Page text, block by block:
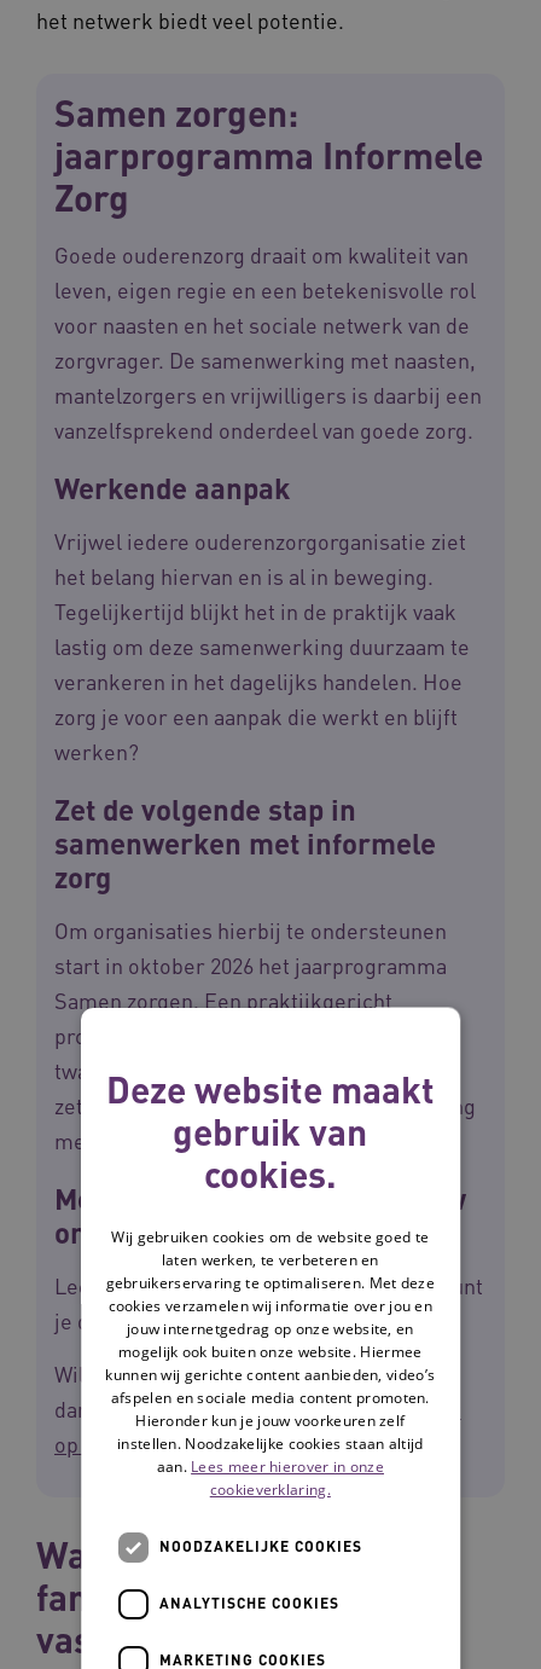
het netwerk biedt veel potentie.
Samen zorgen:
jaarprogramma Informele
Zorg
Goede ouderenzorg draait om kwaliteit van
leven, eigen regie en een betekenisvolle rol
voor naasten en het sociale netwerk van de
zorgvrager. De samenwerking met naasten,
mantelzorgers en vrijwilligers is daarbij een
vanzelfsprekend onderdeel van goede zorg.
Werkende aanpak
Vrijwel iedere ouderenzorgorganisatie ziet
het belang hiervan en is al in beweging.
Tegelijkertijd blijkt het in de praktijk vaak
lastig om deze samenwerking duurzaam te
verankeren in het dagelijks handelen. Hoe
zorg je voor een aanpak die werkt en blijft
werken?
Zet de volgende stap in
samenwerken met informele
zorg
Om organisaties hierbij te ondersteunen
start in oktober 2026 het jaarprogramma
Samen zorgen. Een praktijkgericht
programma voor zorgorganisaties die in
twaalf maanden concrete stappen willen
zetten richting een sterkere samenwerking
met informele zorg.
Meedoen interessant voor jouw
organisatie?
Lees meer over hetjaarprogramma. Je kunt
je direct aanmelden.
Wil je eerst meer informatie horen? Kom
dan naar deonline informatiebijeenkomst
op 8 september.
Waardevolle bijdrage van
familie en vrijwilligers
vastleggen
Deze website maakt
gebruik van
cookies.
Wij gebruiken cookies om de website goed te
laten werken, te verbeteren en
gebruikerservaring te optimaliseren. Met deze
cookies verzamelen wij informatie over jou en
jouw internetgedrag op onze website, en
mogelijk ook buiten onze website. Hiermee
kunnen wij gerichte content aanbieden, video’s
afspelen en sociale media content promoten.
Hieronder kun je jouw voorkeuren zelf
instellen. Noodzakelijke cookies staan altijd
aan. Lees meer hierover in onze
cookieverklaring.
NOODZAKELIJKE COOKIES
ANALYTISCHE COOKIES
MARKETING COOKIES